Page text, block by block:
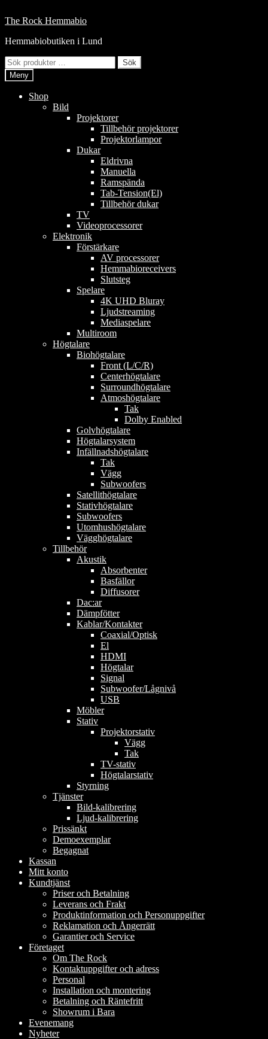
till
Hoppa
navigering
Hoppa
innehåll
The Rock Hemmabio
Hemmabiobutiken i Lund
Sök
efter:
Sök
Meny
Shop
Bild
Projektorer
Tillbehör projektorer
Projektorlampor
Dukar
Eldrivna
Manuella
Ramspända
Tab-Tension(El)
Tillbehör dukar
TV
Videoprocessorer
Elektronik
Förstärkare
AV processorer
Hemmabioreceivers
Slutsteg
Spelare
4K UHD Bluray
Ljudstreaming
Mediaspelare
Multiroom
Högtalare
Biohögtalare
Front (L/C/R)
Centerhögtalare
Surroundhögtalare
Atmoshögtalare
Tak
Dolby Enabled
Golvhögtalare
Högtalarsystem
Infällnadshögtalare
Tak
Vägg
Subwoofers
Satellithögtalare
Stativhögtalare
Subwoofers
Utomhushögtalare
Vägghögtalare
Tillbehör
Akustik
Absorbenter
Basfällor
Diffusorer
Dac:ar
Dämpfötter
Kablar/Kontakter
Coaxial/Optisk
El
HDMI
Högtalar
Signal
Subwoofer/Lågnivå
USB
Möbler
Stativ
Projektorstativ
Vägg
Tak
TV-stativ
Högtalarstativ
Styrning
Tjänster
Bild-kalibrering
Ljud-kalibrering
Prissänkt
Demoexemplar
Begagnat
Kassan
Mitt konto
Kundtjänst
Priser och Betalning
Leverans och Frakt
Produktinformation och Personuppgifter
Reklamation och Ångerrätt
Garantier och Service
Företaget
Om The Rock
Kontaktuppgifter och adress
Personal
Installation och montering
Betalning och Räntefritt
Showrum i Bara
Evenemang
Nyheter